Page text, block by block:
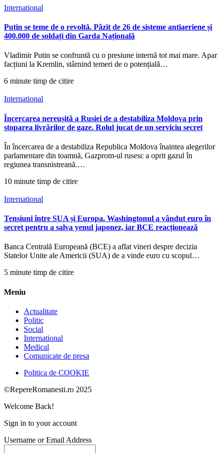
International
Putin se teme de o revoltă. Păzit de 26 de sisteme antiaeriene și
400.000 de soldați din Garda Națională
Vladimir Putin se confruntă cu o presiune internă tot mai mare. Apar
facțiuni la Kremlin, stârnind temeri de o potențială…
6 minute timp de citire
International
Încercarea nereușită a Rusiei de a destabiliza Moldova prin
stoparea livrărilor de gaze. Rolul jucat de un serviciu secret
În încercarea de a destabiliza Republica Moldova înaintea alegerilor
parlamentare din toamnă, Gazprom-ul rusesc a oprit gazul în
regiunea transnistreană.…
10 minute timp de citire
International
Tensiuni între SUA și Europa. Washingtonul a vândut euro în
secret pentru a salva yenul japonez, iar BCE reacționează
Banca Centrală Europeană (BCE) a aflat vineri despre decizia
Statelor Unite ale Americii (SUA) de a vinde euro cu scopul…
5 minute timp de citire
Meniu
Actualitate
Politic
Social
International
Medical
Comunicate de presa
Politica de COOKIE
©RepereRomanesti.ro 2025
Welcome Back!
Sign in to your account
Username or Email Address